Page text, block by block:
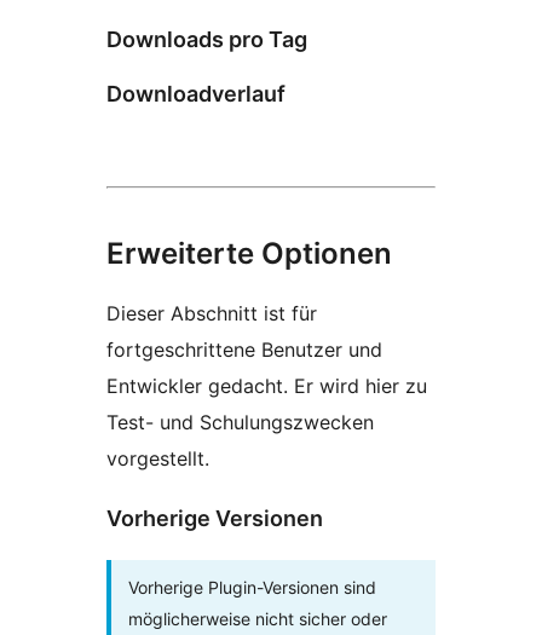
Downloads pro Tag
Downloadverlauf
Erweiterte Optionen
Dieser Abschnitt ist für
fortgeschrittene Benutzer und
Entwickler gedacht. Er wird hier zu
Test- und Schulungszwecken
vorgestellt.
Vorherige Versionen
Vorherige Plugin-Versionen sind
möglicherweise nicht sicher oder